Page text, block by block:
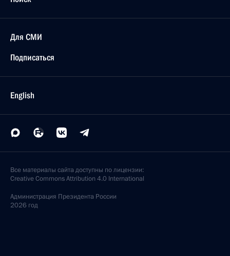
Для СМИ
Подписаться
English
Все материалы сайта доступны по лицензии:
Creative Commons Attribution 4.0 International
Администрация Президента России
2026 год